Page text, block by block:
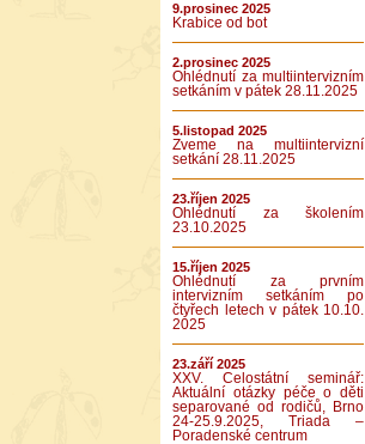
9.prosinec 2025
Krabice od bot
2.prosinec 2025
Ohlédnutí za multiintervizním
setkáním v pátek 28.11.2025
5.listopad 2025
Zveme na multiintervizní
setkání 28.11.2025
23.říjen 2025
Ohlédnutí za školením
23.10.2025
15.říjen 2025
Ohlédnutí za prvním
intervizním setkáním po
čtyřech letech v pátek 10.10.
2025
23.září 2025
XXV. Celostátní seminář:
Aktuální otázky péče o děti
separované od rodičů, Brno
24-25.9.2025, Triada –
Poradenské centrum